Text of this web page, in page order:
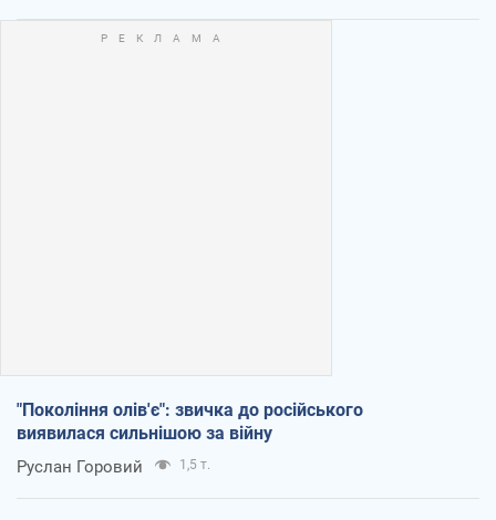
"Покоління олів'є": звичка до російського
виявилася сильнішою за війну
Руслан Горовий 1,5 т.